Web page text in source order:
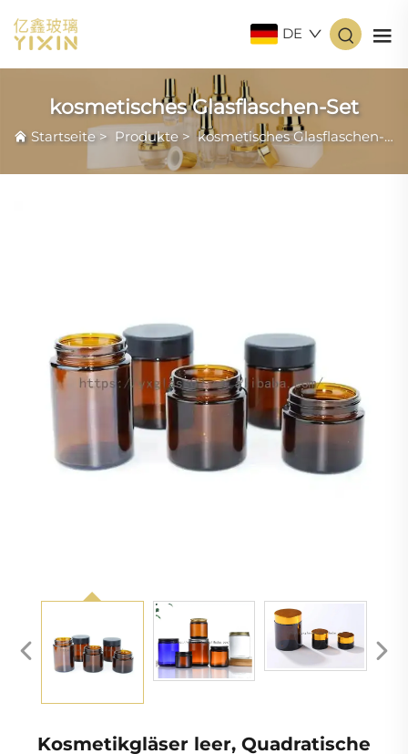
DE
kosmetisches Glasflaschen-Set
Startseite > Produkte >kosmetisches Glasflaschen-Set
Kosmetikgläser leer, Quadratische